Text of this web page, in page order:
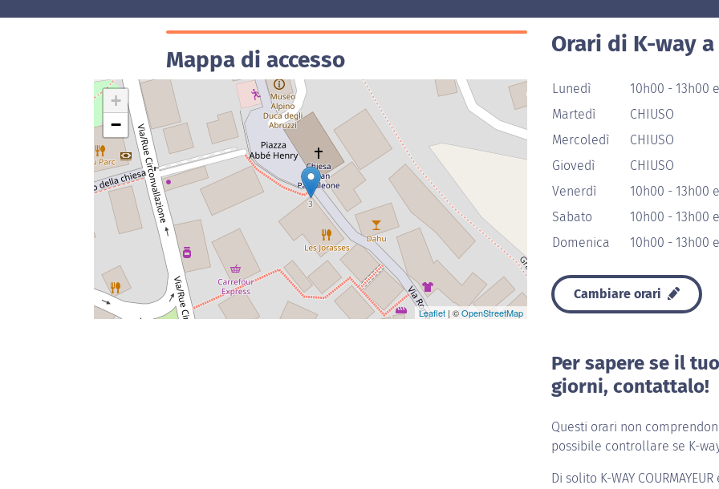
Mappa di accesso
+
−
Leaflet | ©OpenStreetMap
Orari di K-way
Lunedì
10h00 - 13h00
Martedì
CHIUSO
Mercoledì
CHIUSO
Giovedì
CHIUSO
Venerdì
10h00 - 13h00
Sabato
10h00 - 13h00
Domenica
10h00 - 13h00
Cambiare orari
Per sapere se il
giorni, contattalo!
Questi orari non
possibile controllare se K-
Di solito K-WAY COURMAYEUR